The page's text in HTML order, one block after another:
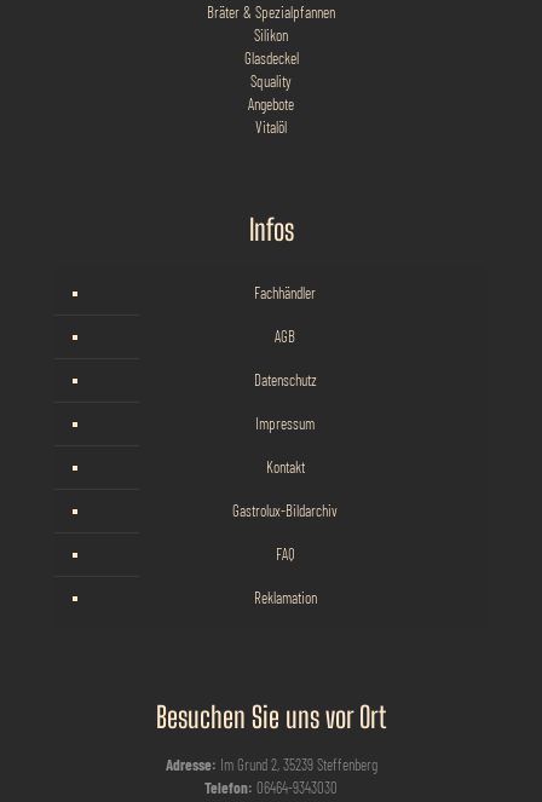
Bräter & Spezialpfannen
Silikon
Glasdeckel
Squality
Angebote
Vitalöl
Infos
Fachhändler
AGB
Datenschutz
Impressum
Kontakt
Gastrolux-Bildarchiv
FAQ
Reklamation
Besuchen Sie uns vor Ort
Adresse: Im Grund 2, 35239 Steffenberg
Telefon: 06464-9343030